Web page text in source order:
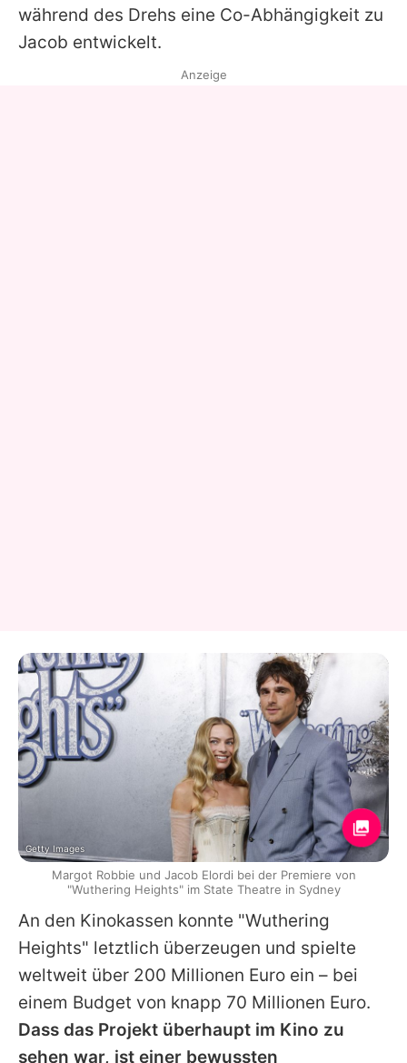
während des Drehs eine Co-Abhängigkeit zu
Jacob entwickelt.
An den Kinokassen konnte "Wuthering
Heights" letztlich überzeugen und spielte
weltweit über 200 Millionen Euro ein – bei
einem Budget von knapp 70 Millionen Euro.
Dass das Projekt überhaupt im Kino zu
sehen war, ist einer bewussten
Anzeige
Getty Images
Margot Robbie und Jacob Elordi bei der Premiere von
"Wuthering Heights" im State Theatre in Sydney